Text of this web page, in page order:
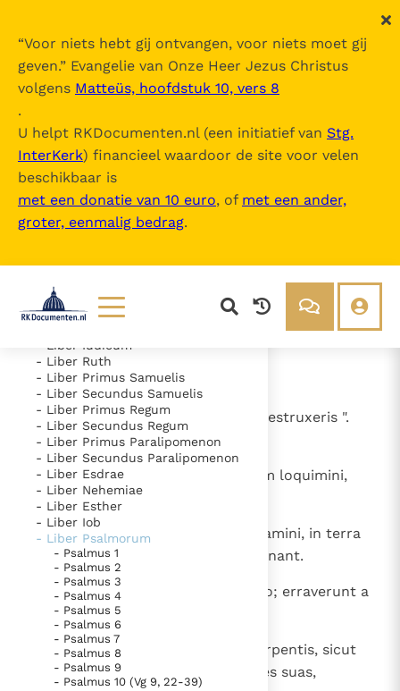
“Voor niets hebt gij ontvangen, voor niets moet gij
geven.” Evangelie van Onze Heer Jezus Christus
volgens Matteüs, hoofdstuk 10, vers 8
.
U helpt RKDocumenten.nl (een initiatief van Stg.
InterKerk) financieel waardoor de site voor velen
beschikbaar is
met een donatie van 10 euro, of met een ander,
groter, eenmalig bedrag.
Lezen
Documenten
Bijbel
Thema’s
Berichten
Denzinger
Over ons
Nieuwsbrief
Gebruiksvoorwaarden
Nieuwste Documenten
5. Het gebed van de Kerk
In Christus wordt onze honger vervuld
Leer de kostbare parel van Gods koninkrijk te
herkennen
Gods Koninkrijk groeit stilletjes door liefde, niet door
dwang
De mystiek. De mystieke verschijnselen en de
heiligheid
Nova Vulgata
Inhoudsopgave
uitklappen
- Vetus Testamentum
- Liber Exodus
- Liber Numeri
- Liber Deuteronomii
- Liber Iudicum
- Liber Ruth
- Liber Primus Samuelis
- Liber Secundus Samuelis
- Liber Primus Regum
- Liber Secundus Regum
- Liber Primus Paralipomenon
- Liber Secundus Paralipomenon
- Liber Esdrae
- Liber Nehemiae
- Liber Esther
- Liber Iob
- Liber Psalmorum
- Psalmus 1
- Psalmus 2
- Psalmus 3
- Psalmus 4
- Psalmus 5
- Psalmus 6
- Psalmus 7
- Psalmus 8
- Psalmus 9
- Psalmus 10 (Vg 9, 22-39)
- Psalmus 58 (57)
Magistro chori. Secundum " Ne destruxeris ".
David. Miktam.
Numquid vere, potentes, iustitiam loquimini,
recte iudicatis filios hominum?
Etenim in corde iniquitates operamini, in terra
violentiam manus vestrae concinnant.
Alienati sunt peccatores ab utero; erraverunt a
ventre, qui loquuntur falsa.
Venenum illis in similitudinem serpentis, sicut
aspidis surdae et obturantis aures suas,